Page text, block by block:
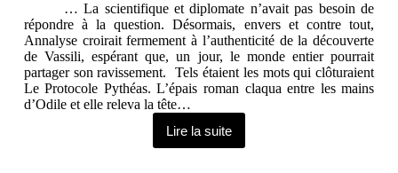
… La scientifique et diplomate n’avait pas besoin de
répondre à la question. Désormais, envers et contre tout,
Annalyse croirait fermement à l’authenticité de la découverte
de Vassili, espérant que, un jour, le monde entier pourrait
partager son ravissement. Tels étaient les mots qui clôturaient
Le Protocole Pythéas. L’épais roman claqua entre les mains
d’Odile et elle releva la tête…
Lire la suite
Le
Protocole